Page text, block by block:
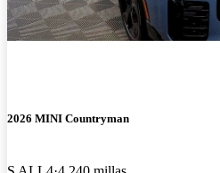
2026 MINI Countryman